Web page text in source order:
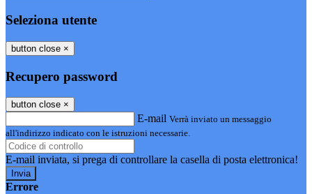
Seleziona utente
button close ×
Recupero password
button close ×
E-mail Verrà inviato un messaggio
all'indirizzo indicato con le istruzioni necessarie.
E-mail inviata, si prega di controllare la casella di posta elettronica!
Errore